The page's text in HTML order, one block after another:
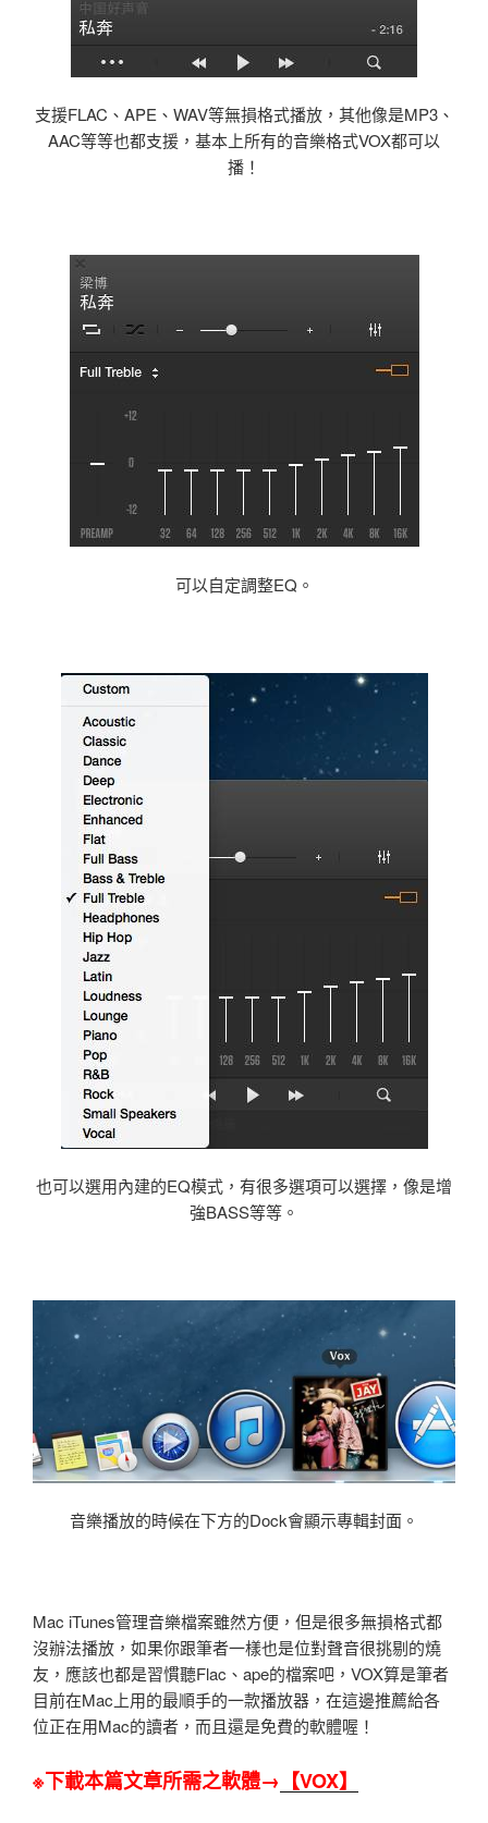
支援FLAC、APE、WAV等無損格式播放，其他像是MP3、
AAC等等也都支援，基本上所有的音樂格式VOX都可以
播！
可以自定調整EQ。
也可以選用內建的EQ模式，有很多選項可以選擇，像是增
強BASS等等。
音樂播放的時候在下方的Dock會顯示專輯封面。
Mac iTunes管理音樂檔案雖然方便，但是很多無損格式都
沒辦法播放，如果你跟筆者一樣也是位對聲音很挑剔的燒
友，應該也都是習慣聽Flac、ape的檔案吧，VOX算是筆者
目前在Mac上用的最順手的一款播放器，在這邊推薦給各
位正在用Mac的讀者，而且還是免費的軟體喔！
※下載本篇文章所需之軟體→ 【VOX】